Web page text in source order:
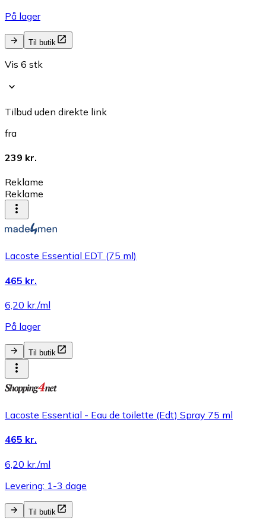
På lager
Til butik
Vis 6 stk
Tilbud uden direkte link
fra
239 kr.
Reklame
Reklame
Lacoste Essential EDT (75 ml)
465 kr.
6,20 kr./ml
På lager
Til butik
Lacoste Essential - Eau de toilette (Edt) Spray 75 ml
465 kr.
6,20 kr./ml
Levering: 1-3 dage
Til butik